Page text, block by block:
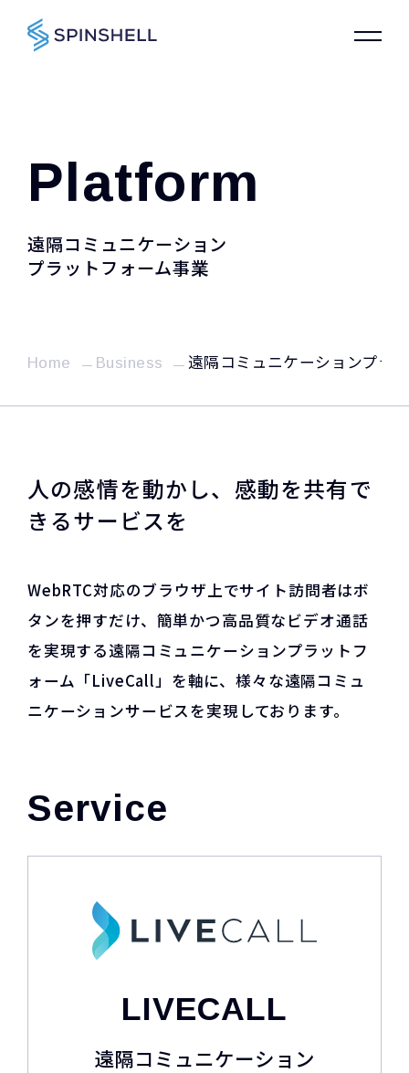
遠隔コミュニケーション
プラットフォーム事業
Platform
Home Business 遠隔コミュニケーションプラ
⼈の感情を動かし、感動を共有で
きるサービスを
WebRTC対応のブラウザ上でサイト訪問者はボ
タンを押すだけ、簡単かつ高品質なビデオ通話
を実現する遠隔コミュニケーションプラットフ
ォーム「LiveCall」を軸に、様々な遠隔コミュ
ニケーションサービスを実現しております。
Service
LIVECALL
遠隔コミュニケーション